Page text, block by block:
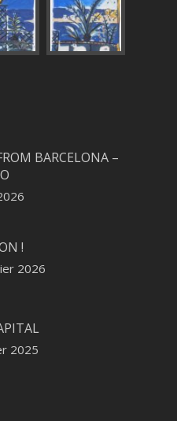
BARCELONA –
!
2026
2025